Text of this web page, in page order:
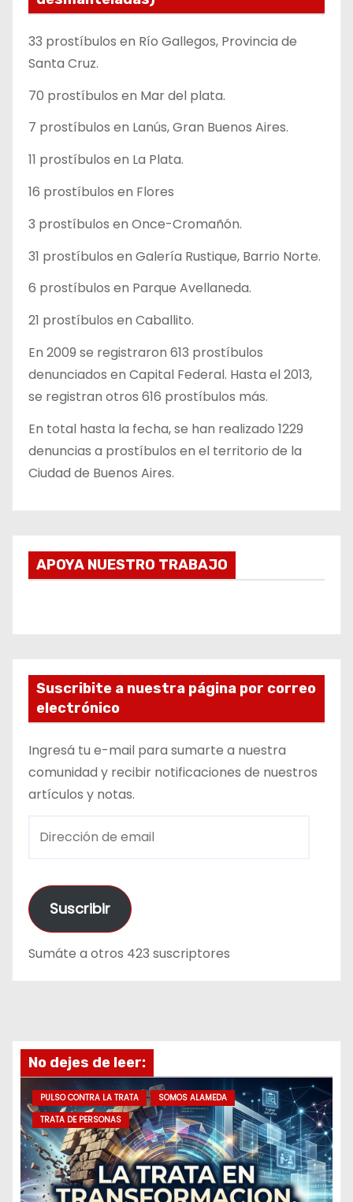
33 prostíbulos en Río Gallegos, Provincia de
Santa Cruz.
70 prostíbulos en Mar del plata.
7 prostíbulos en Lanús, Gran Buenos Aires.
11 prostíbulos en La Plata.
16 prostíbulos en Flores
3 prostíbulos en Once-Cromañón.
31 prostíbulos en Galería Rustique, Barrio Norte.
6 prostíbulos en Parque Avellaneda.
21 prostíbulos en Caballito.
En 2009 se registraron 613 prostíbulos
denunciados en Capital Federal. Hasta el 2013,
se registran otros 616 prostíbulos más.
En total hasta la fecha, se han realizado 1229
denuncias a prostíbulos en el territorio de la
Ciudad de Buenos Aires.
APOYA NUESTRO TRABAJO
Suscribite a nuestra página por correo
electrónico
Ingresá tu e-mail para sumarte a nuestra
comunidad y recibir notificaciones de nuestros
artículos y notas.
e
c
i
e
e
m
a
i
Suscribir
Sumáte a otros 423 suscriptores
No dejes de leer:
PULSO CONTRA LA TRATA
SOMOS ALAMEDA
TRATA DE PERSONAS